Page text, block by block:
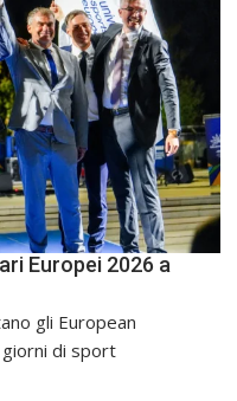
Europei 2026 a
gli European
di sport